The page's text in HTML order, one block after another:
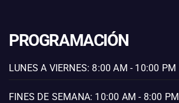
PROGRAMACIÓN
LUNES A VIERNES: 8:00 AM - 10:00 PM
FINES DE SEMANA: 10:00 AM - 8:00 PM